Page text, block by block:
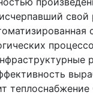
теплоснабжение